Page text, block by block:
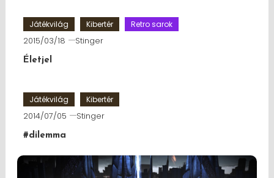
Játékvilág Kibertér Retro sarok
2015/03/18 Stinger
Életjel
Játékvilág Kibertér
2014/07/05 Stinger
#dilemma